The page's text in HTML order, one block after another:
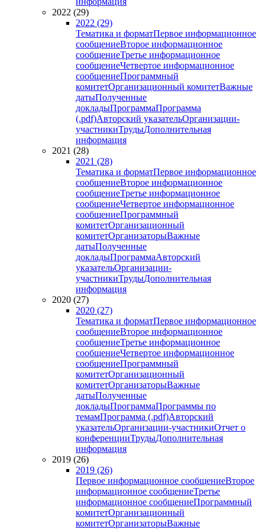
2022 (29)
2022 (29)
Тематика и форматПервое информационное
сообщениеВторое информационное
сообщениеТретье информационное
сообщениеЧетвертое информационное
сообщениеПрограммный
комитетОрганизационный комитетВажные
датыПолученные
докладыПрограммаПрограмма
(.pdf)Авторский указательОрганизации-
участникиТрудыДополнительная
информация
2021 (28)
2021 (28)
Тематика и форматПервое информационное
сообщениеВторое информационное
сообщениеТретье информационное
сообщениеЧетвертое информационное
сообщениеПрограммный
комитетОрганизационный
комитетОрганизаторыВажные
датыПолученные
докладыПрограммаАвторский
указательОрганизации-
участникиТрудыДополнительная
информация
2020 (27)
2020 (27)
Тематика и форматПервое информационное
сообщениеВторое информационное
сообщениеТретье информационное
сообщениеЧетвертое информационное
сообщениеПрограммный
комитетОрганизационный
комитетОрганизаторыВажные
датыПолученные
докладыПрограммаПрограммы по
темамПрограмма (.pdf)Авторский
указательОрганизации-участникиОтчет о
конференцииТрудыДополнительная
информация
2019 (26)
2019 (26)
Первое информационное сообщениеВторое
информационное сообщениеТретье
информационное сообщениеПрограммный
комитетОрганизационный
комитетОрганизаторыВажные